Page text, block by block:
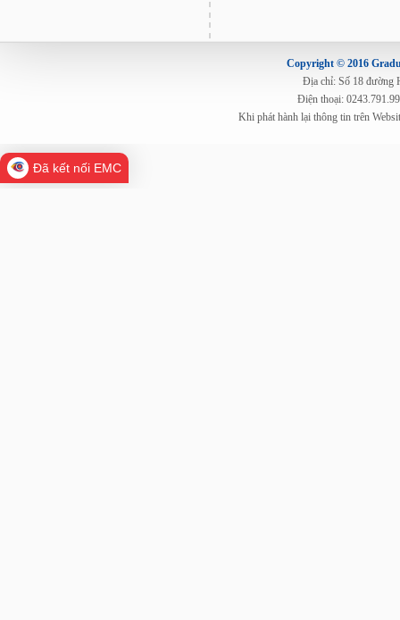
Copyright © 2016
Địa chỉ: Số 18 đường
Điện thoại:
Khi phát hành lại thông tin trên
Đã kết nối EMC